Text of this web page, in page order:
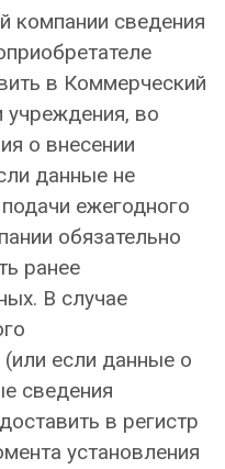
компании сведения
в Коммерческий
учреждения, во
о внесении
данные не
ежегодного
обязательно
ранее
В случае
если данные о
сведения
в регистр
установления